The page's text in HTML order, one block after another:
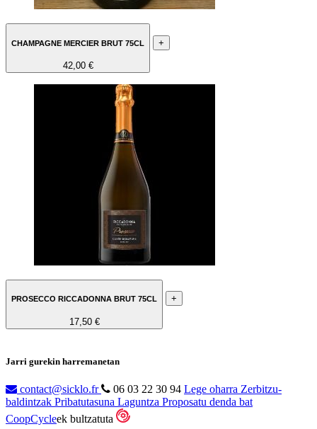
CHAMPAGNE MERCIER BRUT 75CL
42,00 €
+
PROSECCO RICCADONNA BRUT 75CL
17,50 €
+
Jarri gurekin harremanetan
contact@sicklo.fr 06 03 22 30 94 Lege oharra Zerbitzu-
baldintzak Pribatutasuna Laguntza Proposatu denda bat
CoopCycleek bultzatuta